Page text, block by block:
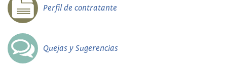
Perfil de contratante
Quejas y Sugerencias